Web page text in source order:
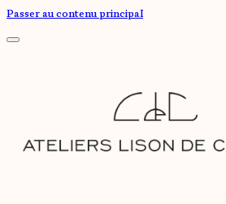
Passer au contenu principal